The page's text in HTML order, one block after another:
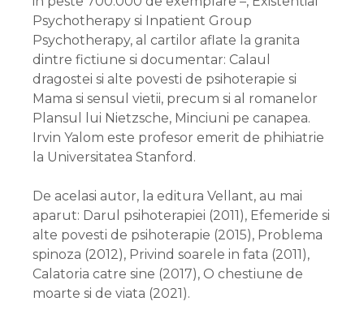
Psychotherapy si Inpatient Group
Psychotherapy, al cartilor aflate la granita
dintre fictiune si documentar: Calaul
dragostei si alte povesti de psihoterapie si
Mama si sensul vietii, precum si al romanelor
Plansul lui Nietzsche, Minciuni pe canapea.
Irvin Yalom este profesor emerit de phihiatrie
la Universitatea Stanford.
De acelasi autor, la editura Vellant, au mai
aparut: Darul psihoterapiei (2011), Efemeride si
alte povesti de psihoterapie (2015), Problema
spinoza (2012), Privind soarele in fata (2011),
Calatoria catre sine (2017), O chestiune de
moarte si de viata (2021).